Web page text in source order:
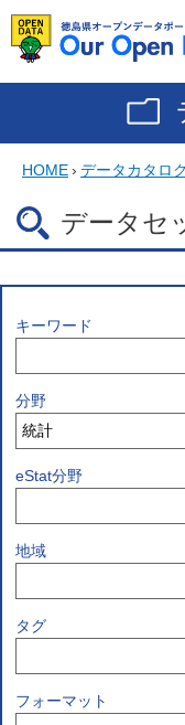
HOME› データカタロ
データセ
キーワード
分野
eStat分野
地域
タグ
フォーマット